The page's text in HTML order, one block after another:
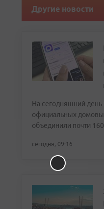
Другие новости
На сегодняшний
официальных
объединили почти
сегодня, 09:16